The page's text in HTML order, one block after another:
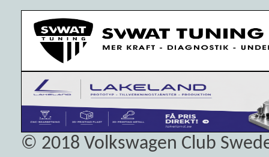
© 2018 Volkswagen Club